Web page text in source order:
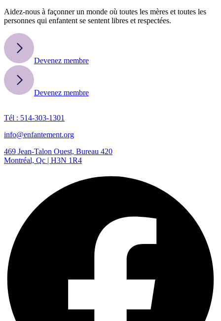
Aidez-nous à façonner un monde où toutes les mères et toutes les
personnes qui enfantent se sentent libres et respectées.
Devenez membre
Devenez membre
Tél : 514-303-1301
info@enfantement.org
469 Jean-Talon Ouest, Bureau 420
Montréal, Qc | H3N 1R4